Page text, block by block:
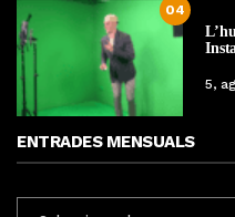
04
5,
ENTRADES MENSUALS